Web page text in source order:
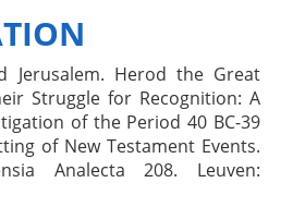
Jerusalem. Herod the Great
Struggle for Recognition: A
of the Period 40 BC-39
of New Testament Events.
Analecta 208. Leuven: